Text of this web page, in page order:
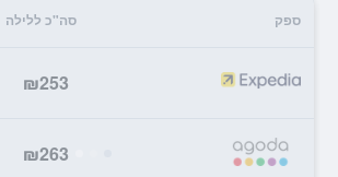
ספק סה"כ ללילה
₪253
₪263